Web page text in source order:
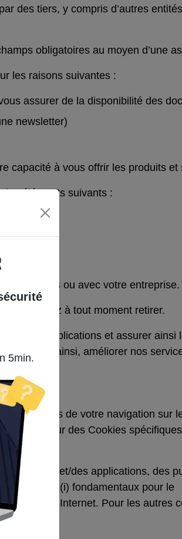
5min.
des tiers, y compris d’autres
obligatoires au moyen d’une
les raisons suivantes :
assurer de la disponibilité des
newsletter)
capacité à vous offrir les produits et
les éléments suivants :
avec vous ou avec votre entreprise.
pouvez à tout moment retirer.
applications et assurer ainsi
et, ainsi, améliorer nos
») lors de votre navigation sur
sur des Cookies
sites Internet/des applications, des
qui sont (i) fondamentaux pour le
notre site Internet. Pour les autres